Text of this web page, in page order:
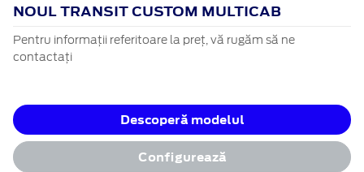
NOUL TRANSIT CUSTOM MULTICAB
Pentru informații referitoare la preț, vă rugăm să ne
contactați
Descoperă modelul
Configurează